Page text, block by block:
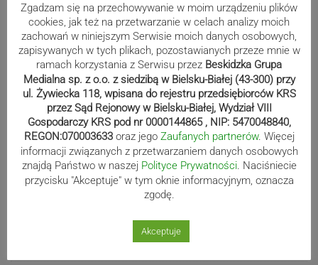
Sport
Beniaminek ze spadkowiczem na
remis. Podbeskidzie – Lechia 2:2 |
ZDJĘCIA
Rekord – Stal 3:1 | ZDJĘCIA
Zgadzam się na przechowywanie w moim urządzeniu plików
cookies, jak też na przetwarzanie w celach analizy moich
zachowań w niniejszym Serwisie moich danych osobowych,
zapisywanych w tych plikach, pozostawianych przeze mnie w
ramach korzystania z Serwisu przez Beskidzka Grupa
Medialna sp. z o.o. z siedzibą w Bielsku-Białej (43-300) przy
ul. Żywiecka 118, wpisana do rejestru przedsiębiorców KRS
przez Sąd Rejonowy w Bielsku-Białej, Wydział VIII
Gospodarczy KRS pod nr 0000144865 , NIP: 5470048840,
REGON:070003633 oraz jego Zaufanych partnerów. Więcej
informacji związanych z przetwarzaniem danych osobowych
znajdą Państwo w naszej Polityce Prywatności. Naciśniecie
przycisku "Akceptuje" w tym oknie informacyjnym, oznacza
zgodę.
Akceptuje